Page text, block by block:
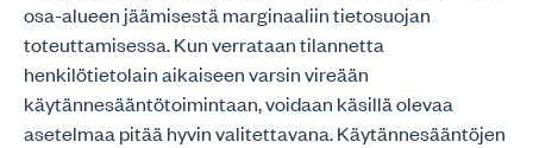
osa-alueen jäämisestä marginaaliin tietosuojan
toteuttamisessa. Kun verrataan tilannetta
henkilötietolain aikaiseen varsin vireään
käytännesääntötoimintaan, voidaan käsillä olevaa
asetelmaa pitää hyvin valitettavana. Käytännesääntöjen